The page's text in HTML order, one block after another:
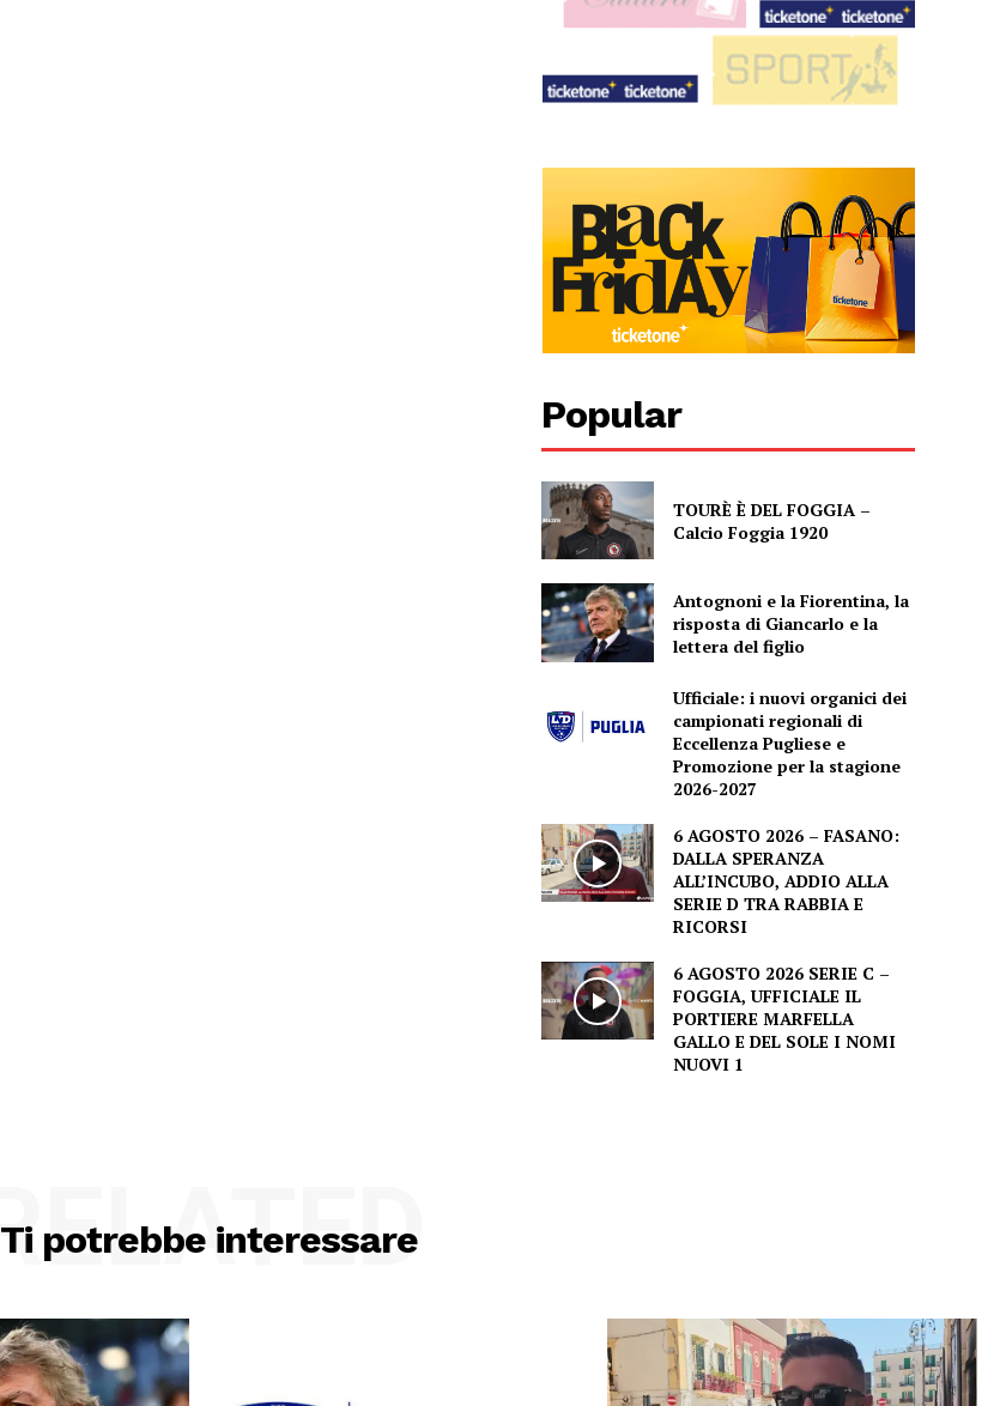
Popular
TOURÈ È DEL FOGGIA –
Calcio Foggia 1920
Antognoni e la Fiorentina, la
risposta di Giancarlo e la
lettera del figlio
Ufficiale: i nuovi organici dei
campionati regionali di
Eccellenza Pugliese e
Promozione per la stagione
2026-2027
6 AGOSTO 2026 – FASANO:
DALLA SPERANZA
ALL’INCUBO, ADDIO ALLA
SERIE D TRA RABBIA E
RICORSI
6 AGOSTO 2026 SERIE C –
FOGGIA, UFFICIALE IL
PORTIERE MARFELLA
GALLO E DEL SOLE I NOMI
NUOVI 1
Ti potrebbe interessare
RELATED